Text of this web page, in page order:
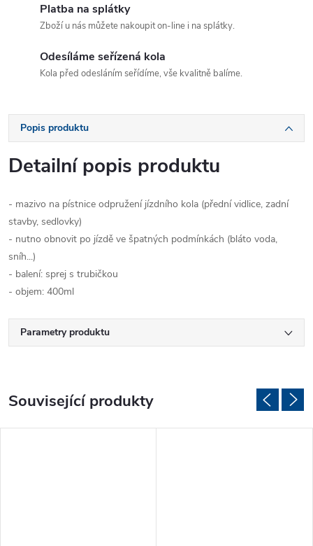
Platba na splátky
Zboží u nás můžete nakoupit on-line i na splátky.
Odesíláme seřízená kola
Kola před odesláním seřídíme, vše kvalitně balíme.
Popis produktu
Detailní popis produktu
- mazivo na pístnice odpružení jízdního kola (přední vidlice, zadní
stavby, sedlovky)
- nutno obnovit po jízdě ve špatných podmínkách (bláto voda,
sníh...)
- balení: sprej s trubičkou
- objem: 400ml
Parametry produktu
Související produkty